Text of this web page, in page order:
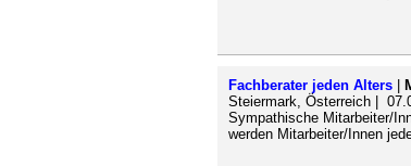
Fachberater jeden Alters
Steiermark, Österreich |
Sympathische Mitarbeiter/
werden Mitarbeiter/Innen